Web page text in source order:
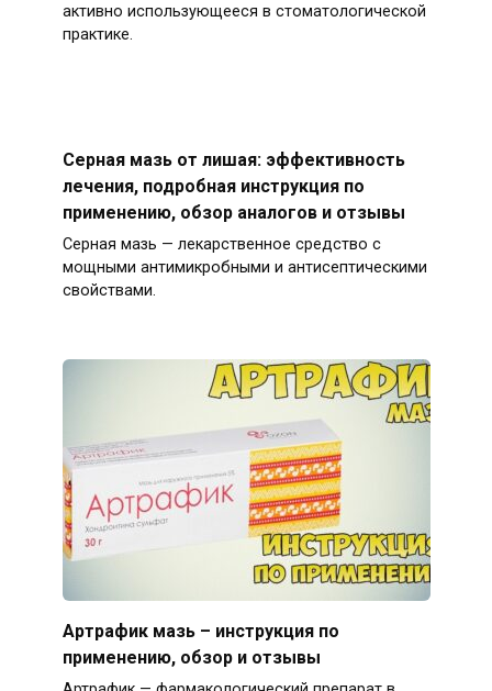
активно использующееся в стоматологической
практике.
Серная мазь от лишая: эффективность
лечения, подробная инструкция по
применению, обзор аналогов и отзывы
Серная мазь — лекарственное средство с
мощными антимикробными и антисептическими
свойствами.
Артрафик мазь – инструкция по
применению, обзор и отзывы